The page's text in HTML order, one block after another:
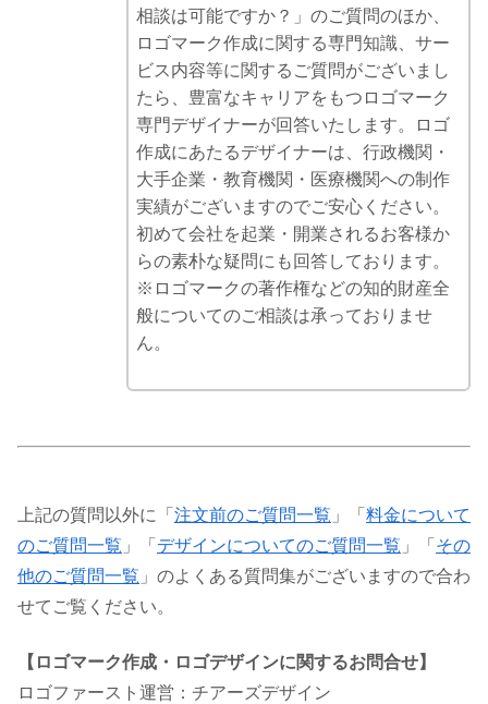
相談は可能ですか？」のご質問のほか、
ロゴマーク作成に関する専門知識、サー
ビス内容等に関するご質問がございまし
たら、豊富なキャリアをもつロゴマーク
専門デザイナーが回答いたします。ロゴ
作成にあたるデザイナーは、行政機関・
大手企業・教育機関・医療機関への制作
実績がございますのでご安心ください。
初めて会社を起業・開業されるお客様か
らの素朴な疑問にも回答しております。
※ロゴマークの著作権などの知的財産全
般についてのご相談は承っておりませ
ん。
上記の質問以外に「 注文前のご質問一覧 」「 料金について
のご質問一覧 」「 デザインについてのご質問一覧 」「 その
他のご質問一覧 」のよくある質問集がございますので合わ
せてご覧ください。
【ロゴマーク作成・ロゴデザインに関するお問合せ】
ロゴファースト運営：チアーズデザイン